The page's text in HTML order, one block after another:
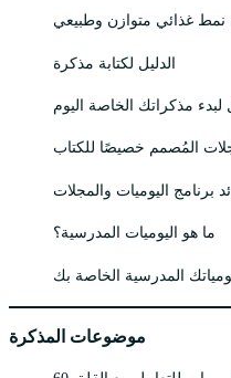
الدليل لكتابة مذكرة
مذكراتك الخاصة اليوم
المُصمم خصيصًا للكتاب
برنامج اليوميات والمجلات
ما هو اليوميات المدرسية؟
المدرسية الخاصة بك
موضوعات المذكرة